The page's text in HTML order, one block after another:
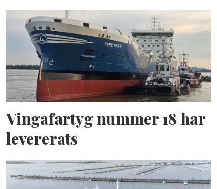
Vingafartyg nummer 18 har
levererats